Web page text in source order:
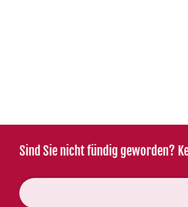
Sind Sie nicht fündig geworden?